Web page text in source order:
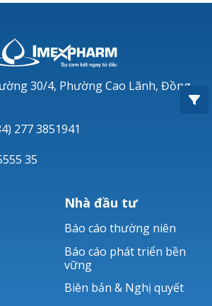
30/4, Phường Cao Lãnh, Đồng
277 3851941
35
Nhà đầu tư
Báo cáo thường niên
Báo cáo phát triển bền
vững
Biên bản & Nghị quyết